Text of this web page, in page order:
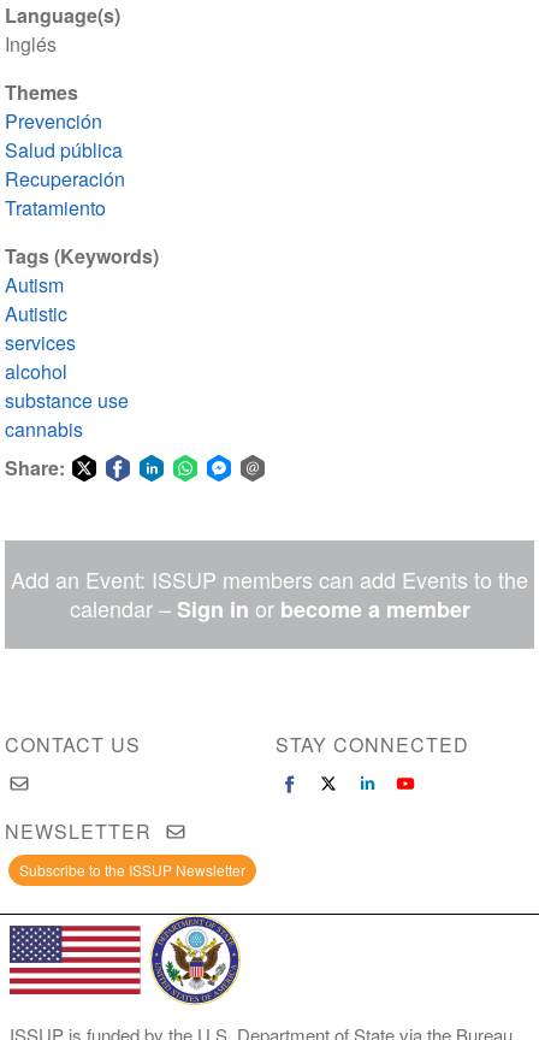
Language(s)
Inglés
Themes
Prevención
Salud pública
Recuperación
Tratamiento
Tags (Keywords)
Autism
Autistic
services
alcohol
substance use
cannabis
Share:
Messenger
Add an Event: ISSUP members can add Events to the
calendar – Sign in or become a member
CONTACT US STAY CONNECTED
NEWSLETTER
Subscribe to the ISSUP Newsletter
ISSUP is funded by the U.S. Department of State via the Bureau